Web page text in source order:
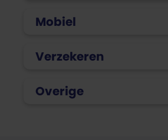
Mobiel
Verzekeren
Overige